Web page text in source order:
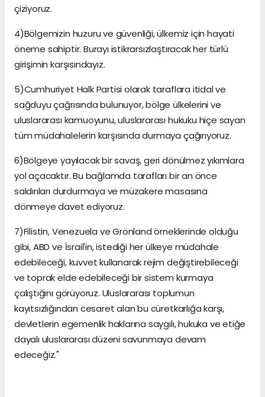
çiziyoruz.
4)Bölgemizin huzuru ve güvenliği, ülkemiz için hayati
öneme sahiptir. Burayı istikrarsızlaştıracak her türlü
girişimin karşısındayız.
5)Cumhuriyet Halk Partisi olarak taraflara itidal ve
sağduyu çağrısında bulunuyor, bölge ülkelerini ve
uluslararası kamuoyunu, uluslararası hukuku hiçe sayan
tüm müdahalelerin karşısında durmaya çağırıyoruz.
6)Bölgeye yayılacak bir savaş, geri dönülmez yıkımlara
yol açacaktır. Bu bağlamda tarafları bir an önce
saldırıları durdurmaya ve müzakere masasına
dönmeye davet ediyoruz.
7)Filistin, Venezuela ve Grönland örneklerinde olduğu
gibi, ABD ve İsrail'in, istediği her ülkeye müdahale
edebileceği, kuvvet kullanarak rejim değiştirebileceği
ve toprak elde edebileceği bir sistem kurmaya
çalıştığını görüyoruz. Uluslararası toplumun
kayıtsızlığından cesaret alan bu cüretkarlığa karşı,
devletlerin egemenlik haklarına saygılı, hukuka ve etiğe
dayalı uluslararası düzeni savunmaya devam
edeceğiz."